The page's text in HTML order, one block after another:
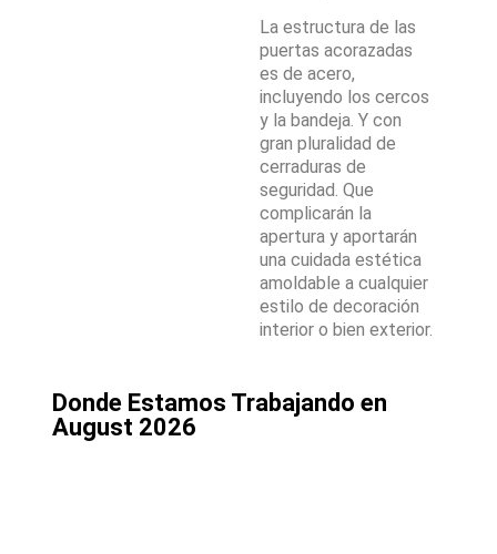
La estructura de las
puertas acorazadas
es de acero,
incluyendo los cercos
y la bandeja. Y con
gran pluralidad de
cerraduras de
seguridad. Que
complicarán la
apertura y aportarán
una cuidada estética
amoldable a cualquier
estilo de decoración
interior o bien exterior.
Donde Estamos Trabajando en
August 2026